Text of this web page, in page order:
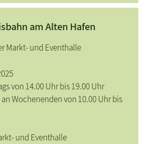
am Alten Hafen
Markt- und Eventhalle
von 14.00 Uhr bis 19.00 Uhr
Wochenenden von 10.00 Uhr bis
und Eventhalle